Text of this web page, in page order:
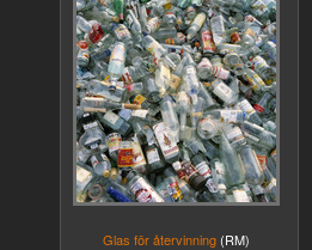
Glas för återvinning (RM)